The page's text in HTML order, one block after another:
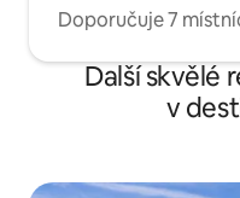
Doporučuje 7
Další skvělé
v